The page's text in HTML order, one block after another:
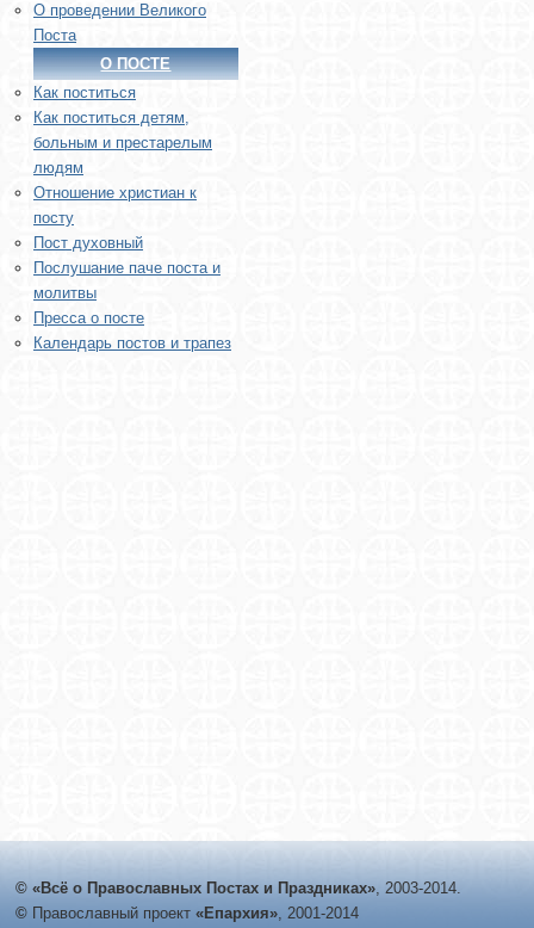
О проведении Великого
Поста
О ПОСТЕ
Как поститься
Как поститься детям,
больным и престарелым
людям
Отношение христиан к
посту
Пост духовный
Послушание паче поста и
молитвы
Пресса о посте
Календарь постов и трапез
© «Всё о Православных Постах и Праздниках», 2003-2014.
© Православный проект «Епархия», 2001-2014